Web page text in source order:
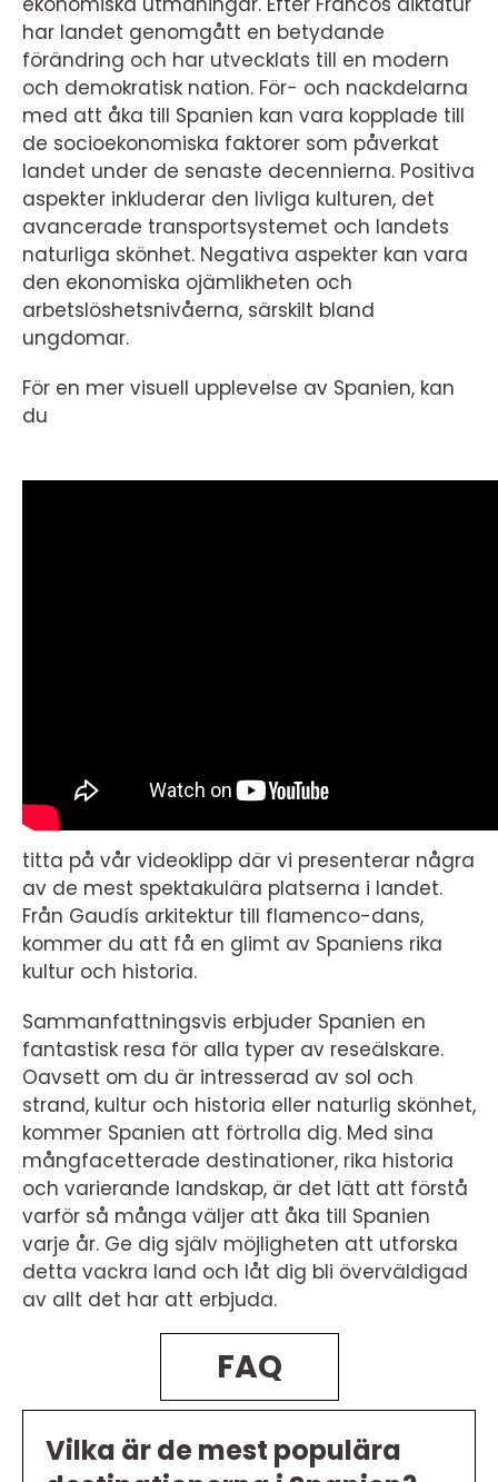
har landet genomgått en betydande
förändring och har utvecklats till en modern
och demokratisk nation. För- och nackdelarna
med att åka till Spanien kan vara kopplade till
de socioekonomiska faktorer som påverkat
landet under de senaste decennierna. Positiva
aspekter inkluderar den livliga kulturen, det
avancerade transportsystemet och landets
naturliga skönhet. Negativa aspekter kan vara
den ekonomiska ojämlikheten och
arbetslöshetsnivåerna, särskilt bland
ungdomar.
För en mer visuell upplevelse av Spanien, kan
du
titta på vår videoklipp där vi presenterar några
av de mest spektakulära platserna i landet.
Från Gaudís arkitektur till flamenco-dans,
kommer du att få en glimt av Spaniens rika
kultur och historia.
Sammanfattningsvis erbjuder Spanien en
fantastisk resa för alla typer av reseälskare.
Oavsett om du är intresserad av sol och
strand, kultur och historia eller naturlig skönhet,
kommer Spanien att förtrolla dig. Med sina
mångfacetterade destinationer, rika historia
och varierande landskap, är det lätt att förstå
varför så många väljer att åka till Spanien
varje år. Ge dig själv möjligheten att utforska
detta vackra land och låt dig bli överväldigad
av allt det har att erbjuda.
FAQ
Vilka är de mest populära